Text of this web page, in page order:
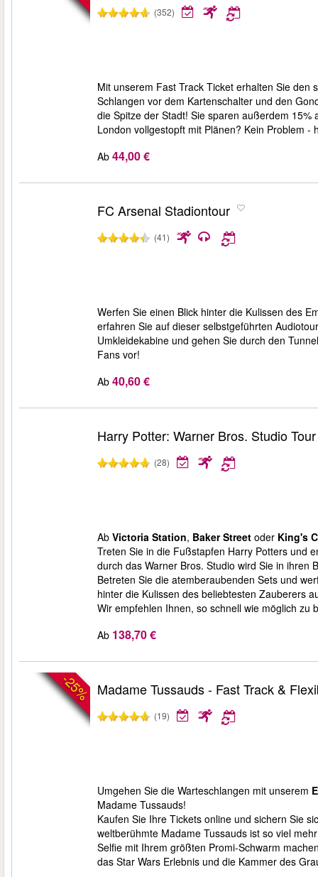
(352)
Mit unserem Fast Track Ticket erhalten Sie
Schlangen vor dem Kartenschalter und den
die Spitze der Stadt! Sie sparen außerdem
London vollgestopft mit Plänen? Kein Problem -
Ab 44,00 €
FC Arsenal Stadiontour
(41)
Werfen Sie einen Blick hinter die Kulissen des
erfahren Sie auf dieser selbstgeführten
Umkleidekabine und gehen Sie durch den
Fans vor!
Ab 40,60 €
Harry Potter: Warner Bros. Studio
(28)
Ab Victoria Station, Baker Street oder King's
Treten Sie in die Fußstapfen Harry Potters und
durch das Warner Bros. Studio wird Sie in ihren
Betreten Sie die atemberaubenden Sets und
hinter die Kulissen des beliebtesten Zauberers
Wir empfehlen Ihnen, so schnell wie möglich zu
Ab 138,70 €
-25% Madame Tussauds - Fast Track &
(19)
Umgehen Sie die Warteschlangen mit unserem
Madame Tussauds!
Kaufen Sie Ihre Tickets online und sichern Sie
weltberühmte Madame Tussauds ist so viel
Selfie mit Ihrem größten Promi-Schwarm
das Star Wars Erlebnis und die Kammer des